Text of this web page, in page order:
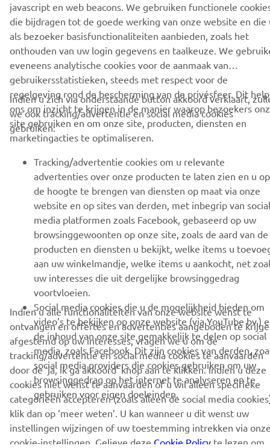
CORPORATE
BUSINESS
MEER YAMAHA
SUPPORT
NIEUWSBRIEF
Wees de eerste die meer te weten komt over de nieuwste deals,
speciale evenementen, nieuwe producten en nog veel meer
ABONNEREN
Lees ons privacybeleid om te leren hoe we uw persoonlijke
gegevens verwerken:Privacyverklaring
Belgium (Dutch)
© Copyright - 2026 Yamaha Motor Europe N.V. - All Rights
Reserved
javascript en web beacons. We gebruiken functionele
die bijdragen tot de goede werking van onze website en die
als bezoeker basisfunctionaliteiten aanbieden, zoals het
onthouden van uw login gegevens en taalkeuze. We
eveneens analytische cookies voor de aanmaak van
gebruikersstatistieken, steeds met respect voor de
regelgeving rond de bescherming van de privésfeer. Dit
ons om inzicht te krijgen in de manier waarop bezoekers
site gebruiken en om onze site, producten, diensten en
marketingacties te optimaliseren.
Indien u zich via onderstaande button akkoord verklaart,
we ook tracking/advertentie en social media cookies
gebruiken:
Tracking/advertentie cookies om u relevante
advertenties over onze producten te laten zien en u op
de hoogte te brengen van diensten op maat via onze
website en op sites van derden, met inbegrip van social
media platformen zoals Facebook, gebaseerd op uw
browsinggewoonten op onze site, zoals de aard van de
producten en diensten u bekijkt, welke items u
aan uw winkelmandje, welke items u aankocht, net
uw interesses die uit dergelijke browsinggedrag
voortvloeien.
Social media cookies die u de mogelijkheid bieden om
video’s te bekijken op onze website (via YouTube bv.)
de inhoud van onze site gemakkelijk te delen op social
media, zoals Facebook. Dit zijn cookies van derden,
social media providers die cookies gebruiken om uw
browsinggedrag op het internet te analyseren en te
gebruiken voor eigen doeleinden.
Indien u alle functionaliteiten van onze website wenst te
ontvangen en offertes en advertenties aangeboden te
afgestemd op uw interesses, vragen we u om de
tracking/advertentie en social media cookies te aanvaarden
door de ‘ja, ik ga akkoord’ knop aan te klikken. Indien u deze
cookies niet wenst te aanvaarden of u wil alleen specifieke
categorieën accepteren (zoals alleen de social media
klik dan op ‘meer weten’. U kan wanneer u dit wenst uw
instellingen wijzingen of uw toestemming intrekken via
cookie-instellingen. Gelieve deze Cookie Policy te lezen om